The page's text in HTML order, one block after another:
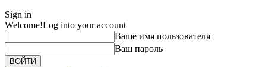
Sign in
Welcome!Log into your account
Ваше имя пользователя
Ваш пароль